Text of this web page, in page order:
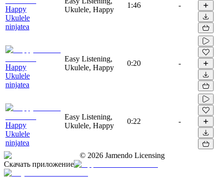
Happy
Ukulele
ninjatea
Ukulele, Happy
1:46 -
Happy
Ukulele
ninjatea
Easy Listening,
Ukulele, Happy
0:20 -
Happy
Ukulele
ninjatea
Easy Listening,
Ukulele, Happy
0:22 -
© 2026 Jamendo Licensing
Скачать приложение